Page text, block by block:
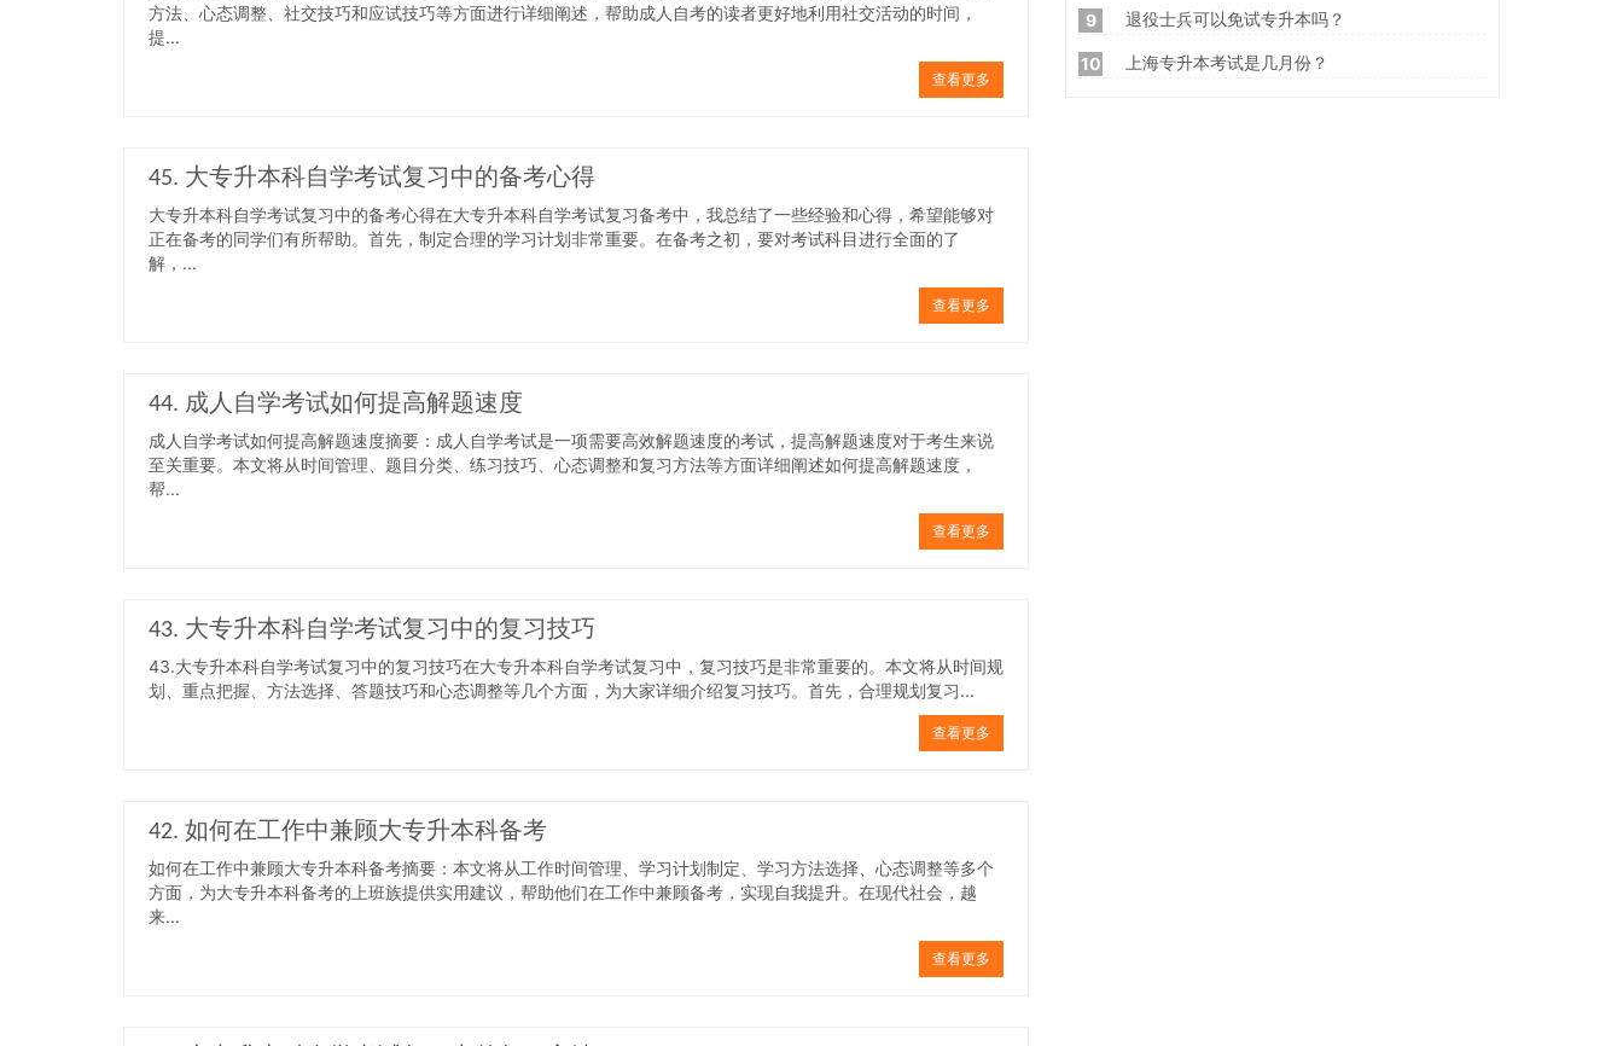
方法、心态调整、社交技巧和应试技巧等方面进行详细阐述，帮助成人自考的读者更好地利用社交活动的时间，
提...
查看更多
45. 大专升本科自学考试复习中的备考心得
大专升本科自学考试复习中的备考心得在大专升本科自学考试复习备考中，我总结了一些经验和心得，希望能够对
正在备考的同学们有所帮助。首先，制定合理的学习计划非常重要。在备考之初，要对考试科目进行全面的了
解，...
查看更多
44. 成人自学考试如何提高解题速度
成人自学考试如何提高解题速度摘要：成人自学考试是一项需要高效解题速度的考试，提高解题速度对于考生来说
至关重要。本文将从时间管理、题目分类、练习技巧、心态调整和复习方法等方面详细阐述如何提高解题速度，
帮...
查看更多
43. 大专升本科自学考试复习中的复习技巧
43.大专升本科自学考试复习中的复习技巧在大专升本科自学考试复习中，复习技巧是非常重要的。本文将从时间规
划、重点把握、方法选择、答题技巧和心态调整等几个方面，为大家详细介绍复习技巧。首先，合理规划复习...
查看更多
42. 如何在工作中兼顾大专升本科备考
如何在工作中兼顾大专升本科备考摘要：本文将从工作时间管理、学习计划制定、学习方法选择、心态调整等多个
方面，为大专升本科备考的上班族提供实用建议，帮助他们在工作中兼顾备考，实现自我提升。在现代社会，越
来...
查看更多
9 退役士兵可以免试专升本吗？
10 上海专升本考试是几月份？